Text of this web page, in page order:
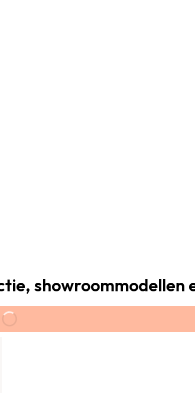
showroommodellen